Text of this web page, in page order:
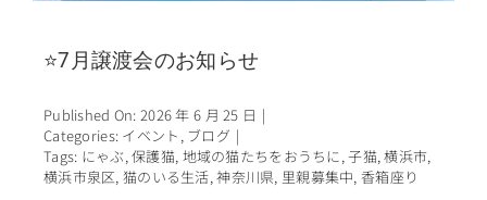
⭐7月譲渡会のお知らせ
Published On: 2026 年 6 月 25 日 |
Categories: イベント , ブログ |
Tags: にゃぶ,保護猫, 地域の猫たちをおうちに,子猫,横浜市,
横浜市泉区, 猫のいる生活,神奈川県, 里親募集中,香箱座り